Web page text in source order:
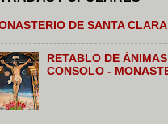
DE SANTA
RETABLO DE
CONSOLO -